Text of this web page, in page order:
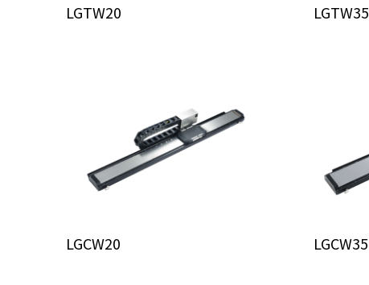
LGTW20 LGTW35
LGCW20 LGCW35